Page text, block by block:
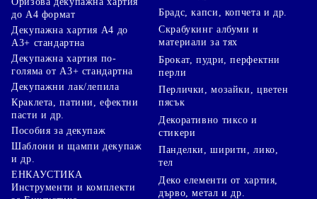
до А4 формат
Декупажна хартия А4 до
А3+ стандартна
Декупажна хартия по-
голяма от А3+ стандартна
Декупажни лак/лепила
Краклета, патини, ефектни
пасти и др.
Пособия за декупаж
Шаблони и щампи декупаж
и др.
ЕНКАУСТИКА
Инструменти и комплекти
Брадс, капси, копчета и др.
Скрабукинг албуми и
материали за тях
Брокат, пудри, перфектни
перли
Перлички, мозайки, цветен
пясък
Декоративно тиксо и
стикери
Панделки, ширити, лико,
тел
Деко елементи от хартия,
дърво, метал и др.